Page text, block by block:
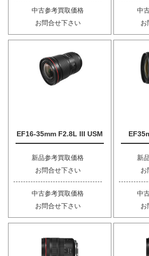
中古参考買取価格
お問合せ下さい
中
お
EF16-35mm F2.8L III USM
新品参考買取価格
お問合せ下さい
中古参考買取価格
お問合せ下さい
新
お
中
お